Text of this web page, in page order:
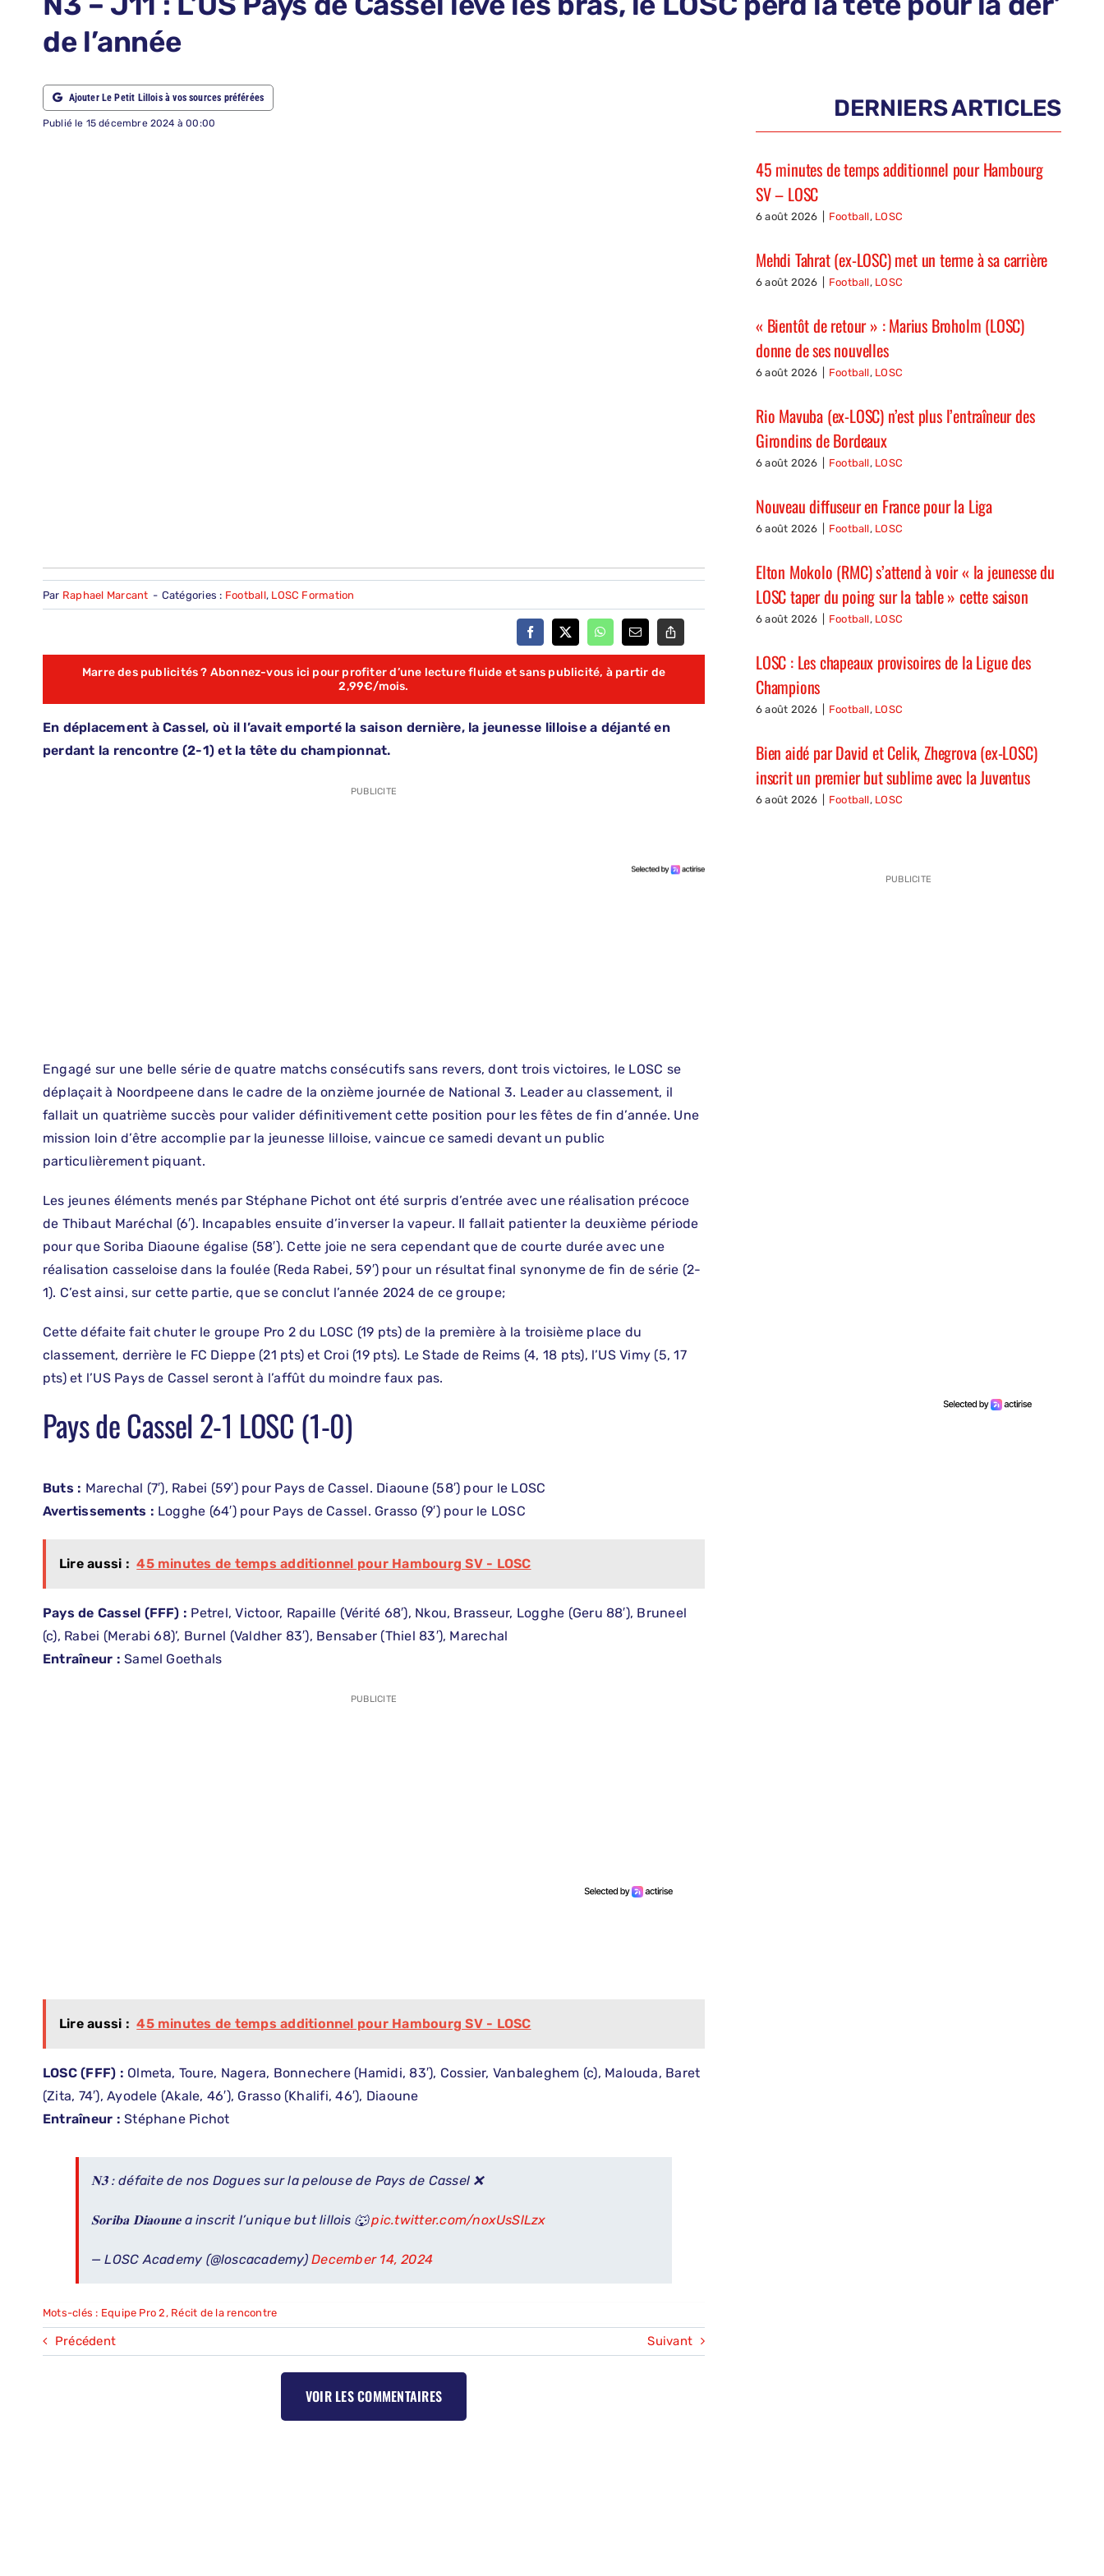
ABONNEMENTS
de l’année
Ajouter Le Petit Lillois à vos sources préférées
Publié le 15 décembre 2024 à 00:00
Par Raphael Marcant - Catégories : Football, LOSC Formation
Marre des publicités ? Abonnez-vous ici pour profiter d’une lecture fluide et sans publicité, à partir de
2,99€/mois.
En déplacement à Cassel, où il l’avait emporté la saison dernière, la jeunesse lilloise a déjanté en
perdant la rencontre (2-1) et la tête du championnat.
PUBLICITE
Engagé sur une belle série de quatre matchs consécutifs sans revers, dont trois victoires, le LOSC se
déplaçait à Noordpeene dans le cadre de la onzième journée de National 3. Leader au classement, il
fallait un quatrième succès pour valider définitivement cette position pour les fêtes de fin d’année. Une
mission loin d’être accomplie par la jeunesse lilloise, vaincue ce samedi devant un public
particulièrement piquant.
Les jeunes éléments menés par Stéphane Pichot ont été surpris d’entrée avec une réalisation précoce
de Thibaut Maréchal (6′). Incapables ensuite d’inverser la vapeur. Il fallait patienter la deuxième période
pour que Soriba Diaoune égalise (58′). Cette joie ne sera cependant que de courte durée avec une
réalisation casseloise dans la foulée (Reda Rabei, 59′) pour un résultat final synonyme de fin de série (2-
1). C’est ainsi, sur cette partie, que se conclut l’année 2024 de ce groupe;
Cette défaite fait chuter le groupe Pro 2 du LOSC (19 pts) de la première à la troisième place du
classement, derrière le FC Dieppe (21 pts) et Croi (19 pts). Le Stade de Reims (4, 18 pts), l’US Vimy (5, 17
pts) et l’US Pays de Cassel seront à l’affût du moindre faux pas.
Pays de Cassel 2-1 LOSC (1-0)
Buts : Marechal (7′), Rabei (59′) pour Pays de Cassel. Diaoune (58′) pour le LOSC
Avertissements : Logghe (64′) pour Pays de Cassel. Grasso (9′) pour le LOSC
Lire aussi : 45 minutes de temps additionnel pour Hambourg SV - LOSC
Pays de Cassel (FFF) : Petrel, Victoor, Rapaille (Vérité 68′), Nkou, Brasseur, Logghe (Geru 88′), Bruneel
(c), Rabei (Merabi 68)’, Burnel (Valdher 83′), Bensaber (Thiel 83′), Marechal
Entraîneur :Samel Goethals
PUBLICITE
Lire aussi : 45 minutes de temps additionnel pour Hambourg SV - LOSC
LOSC (FFF) : Olmeta, Toure, Nagera, Bonnechere (Hamidi, 83′), Cossier, Vanbaleghem (c), Malouda, Baret
(Zita, 74′), Ayodele (Akale, 46′), Grasso (Khalifi, 46′), Diaoune
Entraîneur : Stéphane Pichot
𝐍𝟑 : défaite de nos Dogues sur la pelouse de Pays de Cassel ❌
𝐒𝐨𝐫𝐢𝐛𝐚 𝐃𝐢𝐚𝐨𝐮𝐧𝐞 a inscrit l’unique but lillois 🐺pic.twitter.com/noxUsSlLzx
— LOSC Academy (@loscacademy)December 14, 2024
Mots-clés : Equipe Pro 2 , Récit de la rencontre
Précédent Suivant
VOIR LES COMMENTAIRES
DERNIERS ARTICLES
45 minutes de temps additionnel pour Hambourg
SV – LOSC
6 août 2026 Football, LOSC
Mehdi Tahrat (ex-LOSC) met un terme à sa carrière
6 août 2026 Football, LOSC
« Bientôt de retour » : Marius Broholm (LOSC)
donne de ses nouvelles
6 août 2026 Football, LOSC
Rio Mavuba (ex-LOSC) n’est plus l’entraîneur des
Girondins de Bordeaux
6 août 2026 Football, LOSC
Nouveau diffuseur en France pour la Liga
6 août 2026 Football, LOSC
Elton Mokolo (RMC) s’attend à voir « la jeunesse du
LOSC taper du poing sur la table » cette saison
6 août 2026 Football, LOSC
LOSC : Les chapeaux provisoires de la Ligue des
Champions
6 août 2026 Football, LOSC
Bien aidé par David et Celik, Zhegrova (ex-LOSC)
inscrit un premier but sublime avec la Juventus
6 août 2026 Football, LOSC
PUBLICITE